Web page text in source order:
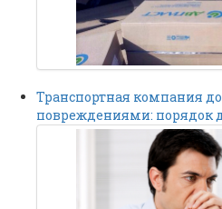
Транспортная компания
повреждениями: порядок